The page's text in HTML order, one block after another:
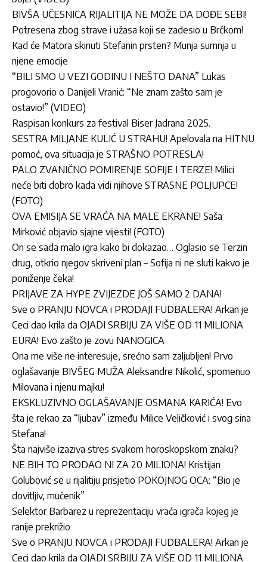
BIVŠA UČESNICA RIJALITIJA NE MOŽE DA DOĐE SEBI!
Potresena zbog strave i užasa koji se zadesio u Brčkom!
Kad će Matora skinuti Stefanin prsten? Munja sumnja u
njene emocije
“BILI SMO U VEZI GODINU I NEŠTO DANA” Lukas
progovorio o Danijeli Vranić: “Ne znam zašto sam je
ostavio!” (VIDEO)
Raspisan konkurs za festival Biser Jadrana 2025.
SESTRA MILJANE KULIĆ U STRAHU! Apelovala na HITNU
pomoć, ova situacija je STRAŠNO POTRESLA!
PALO ZVANIČNO POMIRENJE SOFIJE I TERZE! Milici
neće biti dobro kada vidi njihove STRASNE POLJUPCE!
(FOTO)
OVA EMISIJA SE VRAĆA NA MALE EKRANE! Saša
Mirković objavio sjajne vijesti! (FOTO)
On se sada malo igra kako bi dokazao… Oglasio se Terzin
drug, otkrio njegov skriveni plan – Sofija ni ne sluti kakvo je
poniženje čeka!
PRIJAVE ZA HYPE ZVIJEZDE JOŠ SAMO 2 DANA!
Sve o PRANJU NOVCA i PRODAJI FUDBALERA! Arkan je
Ceci dao krila da OJADI SRBIJU ZA VIŠE OD 11 MILIONA
EURA! Evo zašto je zovu NANOGICA
Ona me više ne interesuje, srećno sam zaljubljen! Prvo
oglašavanje BIVŠEG MUŽA Aleksandre Nikolić, spomenuo
Milovana i njenu majku!
EKSKLUZIVNO OGLAŠAVANJE OSMANA KARIĆA! Evo
šta je rekao za “ljubav” između Milice Veličković i svog sina
Stefana!
Šta najviše izaziva stres svakom horoskopskom znaku?
NE BIH TO PRODAO NI ZA 20 MILIONA! Kristijan
Golubović se u rijalitiju prisjetio POKOJNOG OCA: “Bio je
dovitljiv, mučenik”
Selektor Barbarez u reprezentaciju vraća igrača kojeg je
ranije prekrižio
Sve o PRANJU NOVCA i PRODAJI FUDBALERA! Arkan je
Ceci dao krila da OJADI SRBIJU ZA VIŠE OD 11 MILIONA